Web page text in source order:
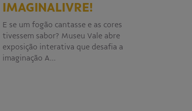
IMAGINALIVRE!
E se um fogão cantasse e as cores
tivessem sabor? Museu Vale abre
exposição interativa que desafia a
imaginação A…